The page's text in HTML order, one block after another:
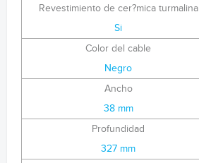
Revestimiento de cer?mica turmalina
Si
Color del cable
Negro
Ancho
38 mm
Profundidad
327 mm